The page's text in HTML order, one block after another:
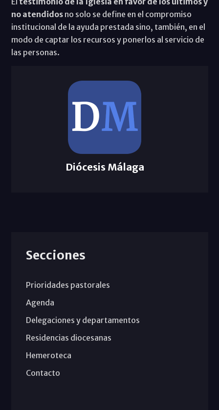
no atendidosno solo se define en el compromiso
institucional de la ayuda prestada sino, también, en el
modo de captar los recursos y ponerlos al servicio de
las personas.
Diócesis Málaga
Secciones
Prioridades pastorales
Agenda
Delegaciones y departamentos
Residencias diocesanas
Hemeroteca
Contacto